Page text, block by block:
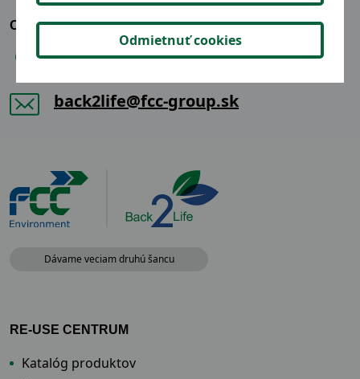
OZVITE SA NÁM
+421 904 865 914
back2life@fcc-group.sk
Dávame veciam druhú šancu
RE-USE CENTRUM
Katalóg produktov
Odmietnuť cookies